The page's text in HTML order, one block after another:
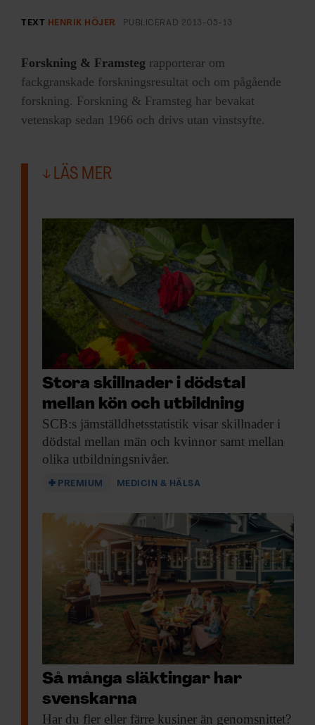
TEXT HENRIK HÖJER PUBLICERAD 2013-05-13
Forskning & Framsteg rapporterar om
fackgranskade forskningsresultat och om pågående
forskning. Forskning & Framsteg har bevakat
vetenskap sedan 1966 och drivs utan vinstsyfte.
LÄS MER
Stora skillnader i dödstal
mellan kön och utbildning
SCB:s jämställdhetsstatistik visar skillnader i
dödstal mellan män och kvinnor samt mellan
olika utbildningsnivåer.
PREMIUM MEDICIN & HÄLSA
Så många släktingar har
svenskarna
Har du fler eller färre kusiner än genomsnittet?